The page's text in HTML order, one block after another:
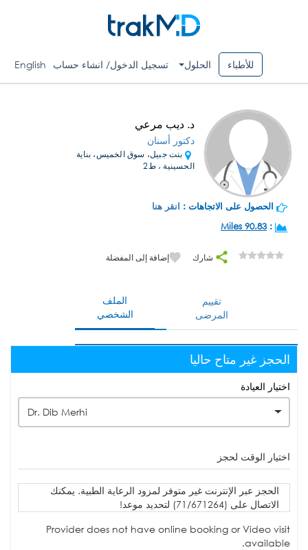
للأطباء الحلول تسجيل الدخول/ انشاء حساب English
د. ديب مرعي
دكتور أسنان
بنت جبيل، سوق الخميس، بناية
الحسينية ، ط2
الحصول على الاتجاهات : انقر هنا
:
90.83 Miles
شارك إضافة إلى المفضلة
الملف
الشخصي
تقييم
المرضى
الحجز غير متاح حاليا
اختيار العيادة
Dr. Dib Merhi
اختيار الوقت لحجز
الحجز عبر الإنترنت غير متوفر لمزود الرعاية الطبية. يمكنك
الاتصال على (71/671264) لتحديد موعد!
Provider does not have online booking or Video visit
available.